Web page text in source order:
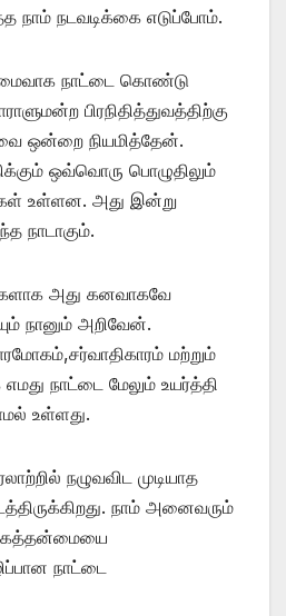
நாம் நடவடிக்கை எடுப்போம்.
நாட்டை கொண்டு
பிரநிதித்துவத்திற்கு
ஒன்றை நியமித்தேன்.
ஒவ்வொரு பொழுதிலும்
உள்ளன. அது இன்று
நாடாகும்.
அது கனவாகவே
நானும் அறிவேன்.
மற்றும்
நாட்டை மேலும் உயர்த்தி
உள்ளது.
நழுவவிட முடியாத
நாம் அனைவரும்
நாட்டை